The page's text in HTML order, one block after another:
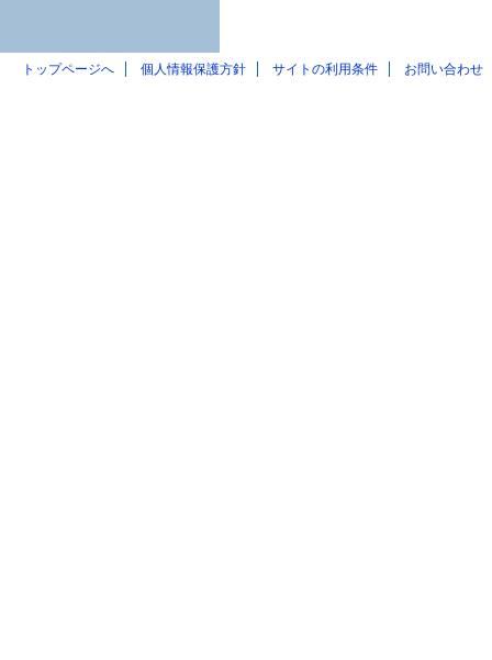
トップページへ 個人情報保護方針 サイトの利用条件 お問い合わせ